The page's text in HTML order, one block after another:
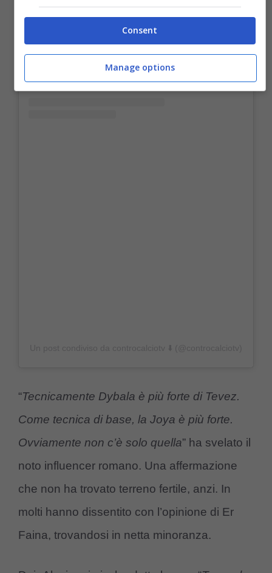
“Tecnicamente Dybala è più forte di Tevez.
Come tecnica di base, la Joya è più forte.
Ovviamente non c’è solo quella” ha svelato il
noto influencer romano. Una affermazione
che non ha trovato terreno fertile, anzi. In
molti hanno dissentito con l’opinione di Er
Faina, trovandosi in netta minoranza.
Consent
Manage options